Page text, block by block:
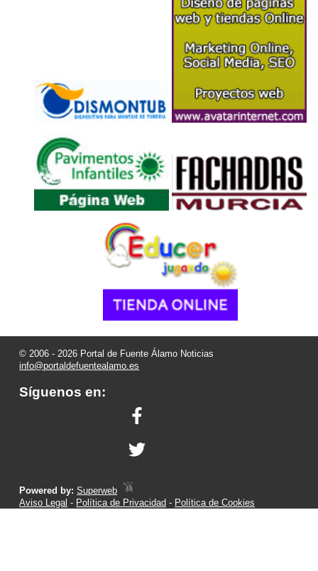
© 2006 - 2026 Portal de Fuente Álamo Noticias
info@portaldefuentealamo.es
Síguenos en:
Powered by:Superweb
Aviso Legal - Política de Privacidad - Política de Cookies